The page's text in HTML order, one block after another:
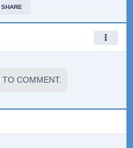
SHARE
TO COMMENT.